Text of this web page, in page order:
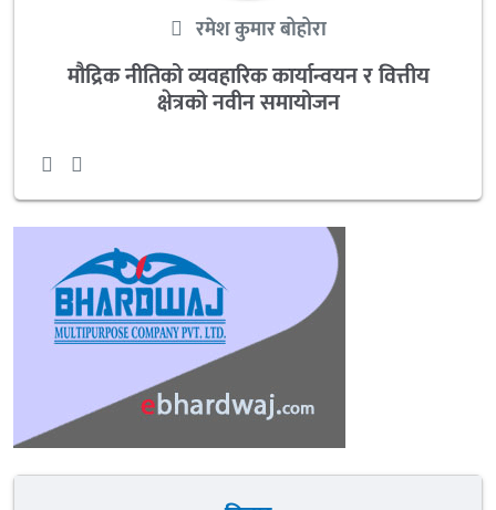
रमेश कुमार बोहोरा
मौद्रिक नीतिको व्यवहारिक कार्यान्वयन र वित्तीय
क्षेत्रको नवीन समायोजन